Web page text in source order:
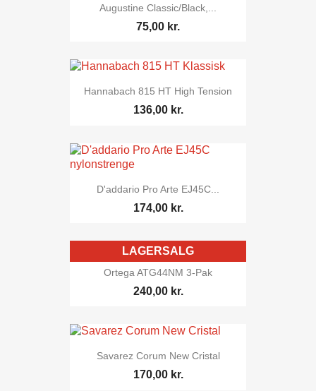
Augustine Classic/Black,...
75,00 kr.
Hannabach 815 HT High Tension
136,00 kr.
D'addario Pro Arte EJ45C...
174,00 kr.
Ortega ATG44NM 3-Pak
240,00 kr.
LAGERSALG
Savarez Corum New Cristal
170,00 kr.